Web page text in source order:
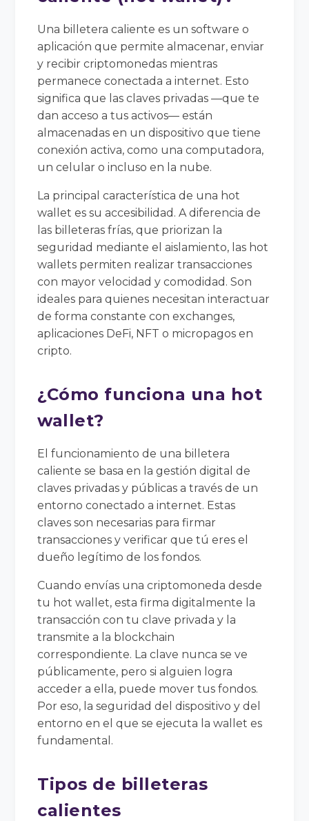
Una billetera caliente es un software o
aplicación que permite almacenar, enviar
y recibir criptomonedas mientras
permanece conectada a internet. Esto
significa que las claves privadas —que te
dan acceso a tus activos— están
almacenadas en un dispositivo que tiene
conexión activa, como una computadora,
un celular o incluso en la nube.
La principal característica de una hot
wallet es su accesibilidad. A diferencia de
las billeteras frías, que priorizan la
seguridad mediante el aislamiento, las hot
wallets permiten realizar transacciones
con mayor velocidad y comodidad. Son
ideales para quienes necesitan interactuar
de forma constante con exchanges,
aplicaciones DeFi, NFT o micropagos en
cripto.
¿Cómo funciona una hot
wallet?
El funcionamiento de una billetera
caliente se basa en la gestión digital de
claves privadas y públicas a través de un
entorno conectado a internet. Estas
claves son necesarias para firmar
transacciones y verificar que tú eres el
dueño legítimo de los fondos.
Cuando envías una criptomoneda desde
tu hot wallet, esta firma digitalmente la
transacción con tu clave privada y la
transmite a la blockchain
correspondiente. La clave nunca se ve
públicamente, pero si alguien logra
acceder a ella, puede mover tus fondos.
Por eso, la seguridad del dispositivo y del
entorno en el que se ejecuta la wallet es
fundamental.
Tipos de billeteras
calientes